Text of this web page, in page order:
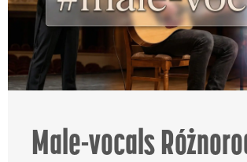
Male-vocals